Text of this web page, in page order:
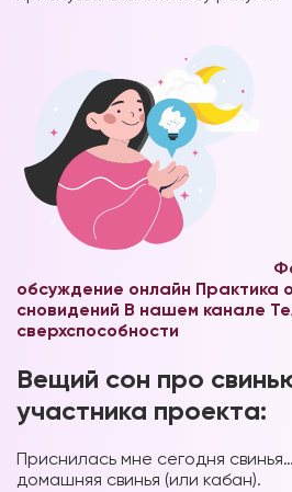
обсуждение онлайн Практика
сновидений В нашем канале
сверхспособности
Вещий сон про
участника проекта:
Приснилась мне сегодня
домашняя свинья (или кабан).